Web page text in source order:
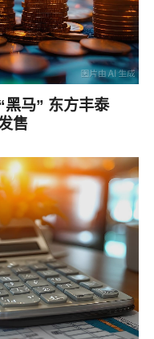
黑马” 东方丰泰
售